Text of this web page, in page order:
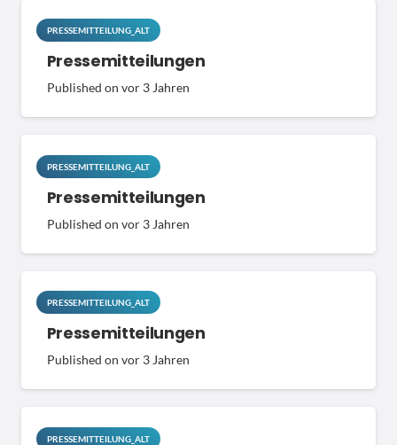
PRESSEMITTEILUNG_ALT
Pressemitteilungen
Published on vor 3 Jahren
PRESSEMITTEILUNG_ALT
Pressemitteilungen
Published on vor 3 Jahren
PRESSEMITTEILUNG_ALT
Pressemitteilungen
Published on vor 3 Jahren
PRESSEMITTEILUNG_ALT